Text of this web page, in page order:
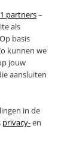
partners–
als
basis
kunnen we
jouw
aansluiten
in de
privacy-en